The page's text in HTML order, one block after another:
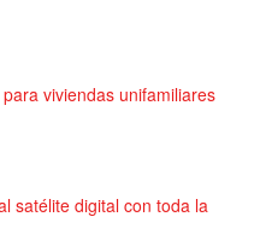
viviendas unifamiliares
satélite digital con toda la